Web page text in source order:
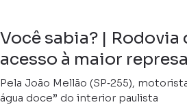
Você sabia? | Rodovia
acesso à maior
Pela João Mellão (SP‑255),
água doce” do interior paulista